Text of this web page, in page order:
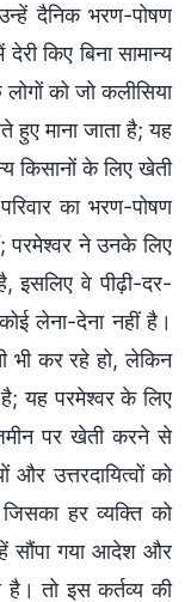
दैनिक भरण-पोषण
किए बिना सामान्य
को जो कलीसिया
हुए माना जाता है; यह
किसानों के लिए खेती
का भरण-पोषण
ने उनके लिए
इसलिए वे पीढ़ी-दर-
लेना-देना नहीं है।
कर रहे हो, लेकिन
यह परमेश्वर के लिए
पर खेती करने से
उत्तरदायित्वों को
हर व्यक्ति को
सौंपा गया आदेश और
है। तो इस कर्तव्य की